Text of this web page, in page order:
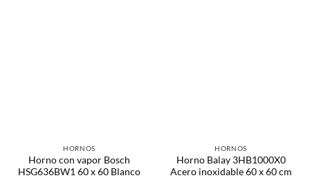
HORNOS
Horno con vapor Bosch
HSG636BW1 60 x 60 Blanco
HORNOS
Horno Balay 3HB1000X0
Acero inoxidable 60 x 60 cm